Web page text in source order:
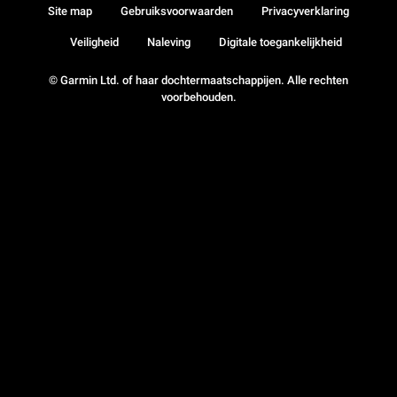
© Garmin Ltd. of haar dochtermaatschappijen. Alle rechten
voorbehouden.
Site map Gebruiksvoorwaarden Privacyverklaring
Veiligheid Naleving Digitale toegankelijkheid